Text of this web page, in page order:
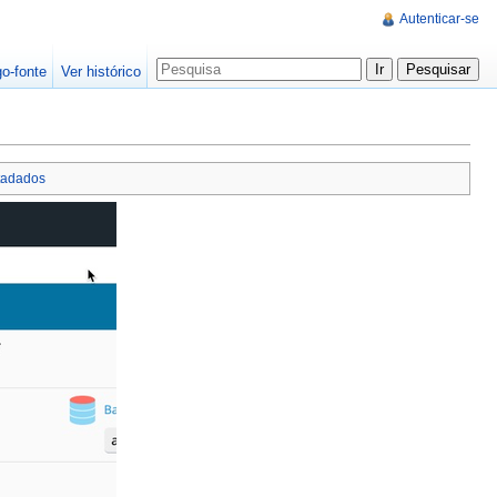
Autenticar-se
fonte Ver histórico